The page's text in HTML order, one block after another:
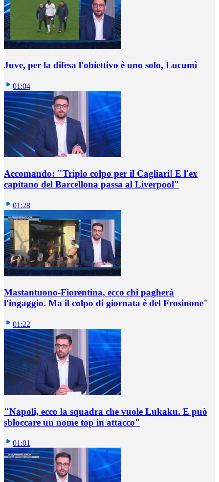
Juve, per la difesa l'obiettivo è uno solo, Lucumì
01:04
Accomando: "Triplo colpo per il Cagliari! E l'ex
capitano del Barcellona passa al Liverpool"
01:28
Mastantuono-Fiorentina, ecco chi pagherà
l'ingaggio. Ma il colpo di giornata è del Frosinone"
01:22
"Napoli, ecco la squadra che vuole Lukaku. E può
sbloccare un nome top in attacco"
01:01